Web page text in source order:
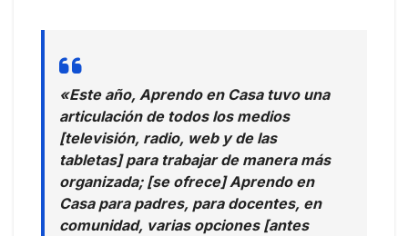
«Este año, Aprendo en Casa tuvo una
articulación de todos los medios
[televisión, radio, web y de las
tabletas] para trabajar de manera más
organizada; [se ofrece] Aprendo en
Casa para padres, para docentes, en
comunidad, varias opciones [antes